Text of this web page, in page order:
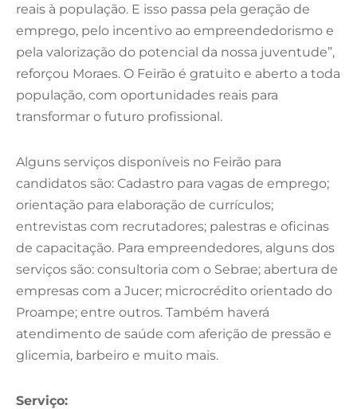
reais à população. E isso passa pela geração de
emprego, pelo incentivo ao empreendedorismo e
pela valorização do potencial da nossa juventude”,
reforçou Moraes. O Feirão é gratuito e aberto a toda
população, com oportunidades reais para
transformar o futuro profissional.
Alguns serviços disponíveis no Feirão para
candidatos são: Cadastro para vagas de emprego;
orientação para elaboração de currículos;
entrevistas com recrutadores; palestras e oficinas
de capacitação. Para empreendedores, alguns dos
serviços são: consultoria com o Sebrae; abertura de
empresas com a Jucer; microcrédito orientado do
Proampe; entre outros. Também haverá
atendimento de saúde com aferição de pressão e
glicemia, barbeiro e muito mais.
Serviço: